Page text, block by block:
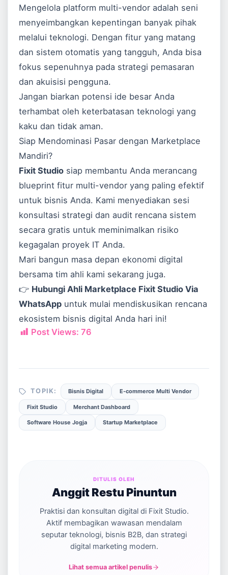
Mengelola platform multi-vendor adalah seni
menyeimbangkan kepentingan banyak pihak
melalui teknologi. Dengan fitur yang matang
dan sistem otomatis yang tangguh, Anda bisa
fokus sepenuhnya pada strategi pemasaran
dan akuisisi pengguna.
Jangan biarkan potensi ide besar Anda
terhambat oleh keterbatasan teknologi yang
kaku dan tidak aman.
Siap Mendominasi Pasar dengan Marketplace
Mandiri?
Fixit Studio siap membantu Anda merancang
blueprint fitur multi-vendor yang paling efektif
untuk bisnis Anda. Kami menyediakan sesi
konsultasi strategi dan audit rencana sistem
secara gratis untuk meminimalkan risiko
kegagalan proyek IT Anda.
Mari bangun masa depan ekonomi digital
bersama tim ahli kami sekarang juga.
👉 Hubungi Ahli Marketplace Fixit Studio Via
WhatsApp untuk mulai mendiskusikan rencana
ekosistem bisnis digital Anda hari ini!
Post Views: 76
TOPIK: Bisnis Digital E-commerce Multi Vendor
Fixit Studio Merchant Dashboard
Software House Jogja Startup Marketplace
DITULIS OLEH
Anggit Restu Pinuntun
Praktisi dan konsultan digital di Fixit Studio.
Aktif membagikan wawasan mendalam
seputar teknologi, bisnis B2B, dan strategi
digital marketing modern.
Lihat semua artikel penulis